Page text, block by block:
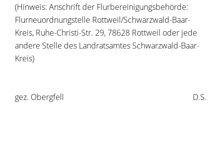
(Hinweis: Anschrift der Flurbereinigungsbehörde:
Flurneuordnungstelle Rottweil/Schwarzwald-Baar-
Kreis, Ruhe-Christi-Str. 29, 78628 Rottweil oder jede
andere Stelle des Landratsamtes Schwarzwald-Baar-
Kreis)
gez. Obergfell D.S.